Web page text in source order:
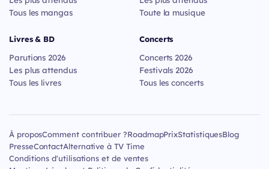
Tous les mangas
Livres & BD
Parutions 2026
Les plus attendus
Tous les livres
Toute la musique
Concerts
Concerts 2026
Festivals 2026
Tous les concerts
À proposComment contribuer ?RoadmapPrixStatistiquesBlog
PresseContactAlternative à TV Time
Conditions d'utilisations et de ventes